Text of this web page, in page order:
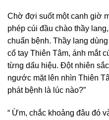
Chờ đợi suốt một canh giờ
phép cúi đầu chào thầy
chuẩn bệnh. Thầy lang
cổ tay Thiên Tâm, ánh mắt
từng dấu hiệu. Đột nhiên
ngước mặt lên nhìn Thiên
phát bệnh là lúc nào?”
“ Ừm, chắc khoảng đâu đó